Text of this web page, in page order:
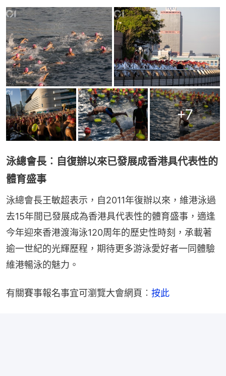
+7
泳總會長︰自復辦以來已發展成香港具代表性的
體育盛事
泳總會長王敏超表示，自2011年復辦以來，維港泳過
去15年間已發展成為香港具代表性的體育盛事，適逢
今年迎來香港渡海泳120周年的歷史性時刻，承載著
逾一世紀的光輝歷程，期待更多游泳愛好者一同體驗
維港暢泳的魅力。
有關賽事報名事宜可瀏覽大會網頁︰ 按此